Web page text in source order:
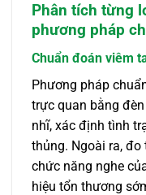
Phân tích từng
phương pháp
Chuẩn đoán viêm
Phương pháp
trực quan bằng
nhĩ, xác định tình
thủng. Ngoài ra,
chức năng nghe
hiệu tổn thương